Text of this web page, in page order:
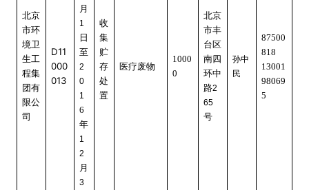
北京
市环
境卫
生工
程集
团有
限公
司
D11
000
013
月
1
日
至
2
0
1
6
年
1
2
月
3
收
集
贮
存
处
置
医疗废物
1000
0
北京
市丰
台区
南四
环中
路2
65
号
孙中
民
87500
818
13001
98069
5